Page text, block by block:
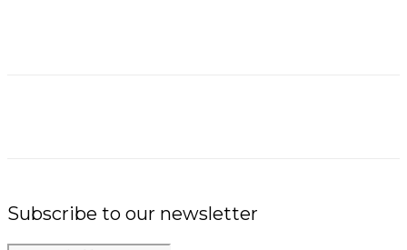
Subscribe to our newsletter